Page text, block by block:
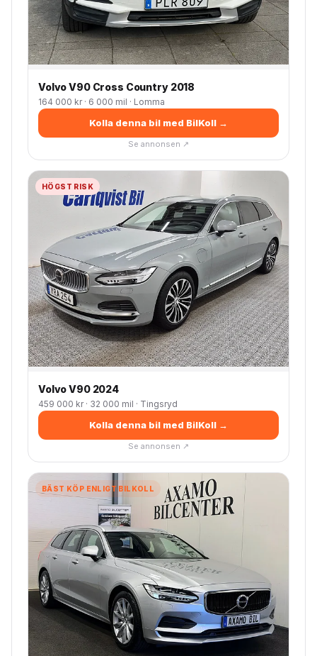
Volvo V90 Cross Country 2018
164 000 kr · 6 000 mil · Lomma
Kolla denna bil med BilKoll →
Se annonsen ↗
HÖGST RISK
Volvo V90 2024
459 000 kr · 32 000 mil · Tingsryd
Kolla denna bil med BilKoll →
Se annonsen ↗
BÄST KÖP ENLIGT BILKOLL